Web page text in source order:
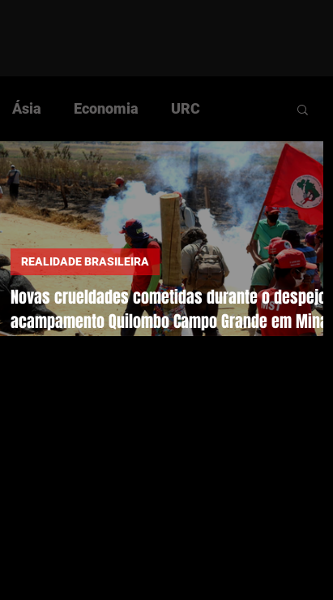
Ásia Economia URC
Cultura História
Questão Nacional Rumos da Luta
Novas crueldades cometidas durante o despejo
acampamento Quilombo Campo Grande em
REALIDADE BRASILEIRA